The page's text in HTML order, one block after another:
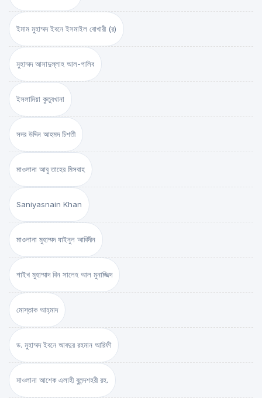
ইমাম মুহাম্মদ ইবনে ইসমাইল বোখারী (র)
মুহাম্মদ আসাদুল্লাহ আল-গালিব
ইসলামিয়া কুতুবখানা
সদর উদ্দিন আহমদ চিশতী
মাওলানা আবু তাহের মিসবাহ
Saniyasnain Khan
মাওলানা মুহাম্মদ যাইনুল আবিদীন
শাইখ মুহাম্মাদ বিন সালেহ আল মুনাজ্জিদ
মোস্তাক আহ্‌মাদ
ড. মুহাম্মদ ইবনে আবদুর রহমান আরিফী
মাওলানা আশেক এলাহী বুলন্দশহরী রহ.